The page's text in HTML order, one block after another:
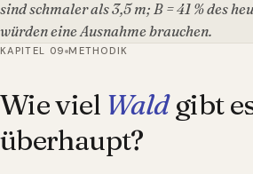
sind schmaler als 3,5 m; B = 41 % des
würden eine Ausnahme brauchen.
KAPITEL 09 METHODIK
Wie viel Waldgibt
überhaupt?